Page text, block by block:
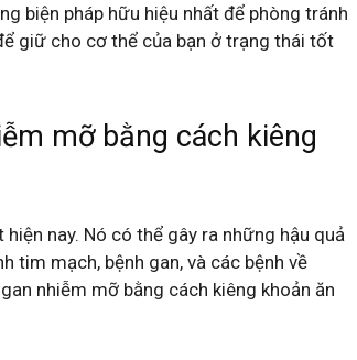
biện pháp hữu hiệu nhất để phòng tránh
giữ cho cơ thể của bạn ở trạng thái tốt
mỡ bằng cách kiêng
nay. Nó có thể gây ra những hậu quả
tim mạch, bệnh gan, và các bệnh về
nhiễm mỡ bằng cách kiêng khoản ăn